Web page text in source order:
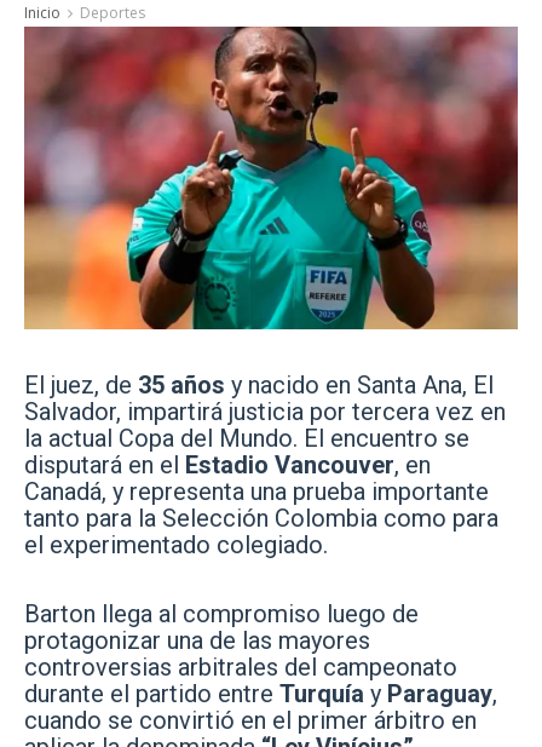
Inicio Deportes
El juez, de 35 años y nacido en Santa Ana, El
Salvador, impartirá justicia por tercera vez en
la actual Copa del Mundo. El encuentro se
disputará en el Estadio Vancouver, en
Canadá, y representa una prueba importante
tanto para la Selección Colombia como para
el experimentado colegiado.
Barton llega al compromiso luego de
protagonizar una de las mayores
controversias arbitrales del campeonato
durante el partido entre Turquía y Paraguay,
cuando se convirtió en el primer árbitro en